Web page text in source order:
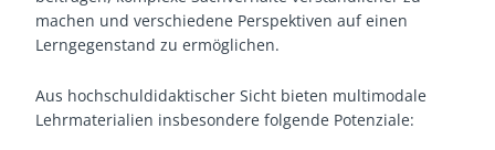
machen und verschiedene Perspektiven auf einen
Lerngegenstand zu ermöglichen.
Aus hochschuldidaktischer Sicht bieten multimodale
Lehrmaterialien insbesondere folgende Potenziale: